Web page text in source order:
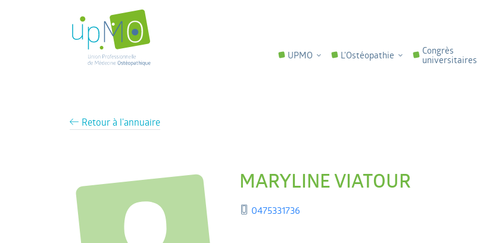
UPMO L'Ostéopathie
Congrès
universitaires
Retour à l'annuaire
MARYLINE VIATOUR
0475331736